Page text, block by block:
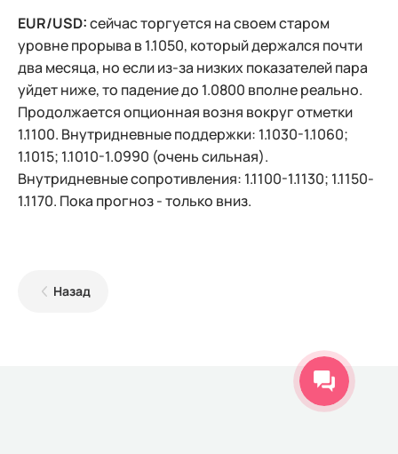
EUR/USD:сейчас торгуется на своем старом
уровне прорыва в 1.1050, который держался почти
два месяца, но если из-за низких показателей пара
уйдет ниже, то падение до 1.0800 вполне реально.
Продолжается опционная возня вокруг отметки
1.1100. Внутридневные поддержки: 1.1030-1.1060;
1.1015; 1.1010-1.0990 (очень сильная).
Внутридневные сопротивления: 1.1100-1.1130; 1.1150-
1.1170. Пока прогноз - только вниз.
Назад